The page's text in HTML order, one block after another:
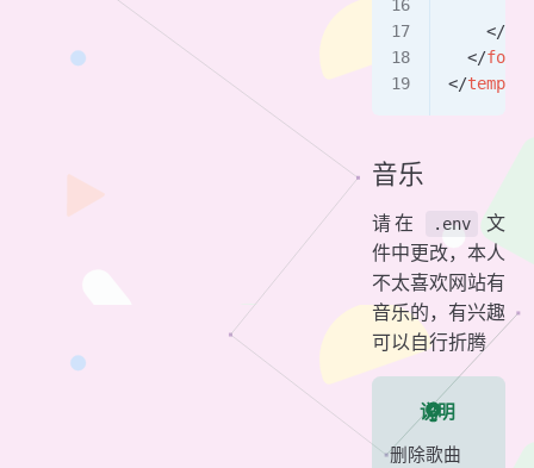
    </
  </
</
音乐
请在 .env
文
件中更改，本人
不太喜欢网站有
音乐的，有兴趣
可以自行折腾
说明
删除歌曲